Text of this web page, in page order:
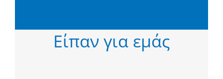
Είπαν για εμάς